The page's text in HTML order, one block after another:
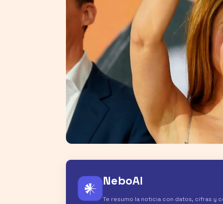
𒀭 NeboAI
Te resumo la noticia con datos, cifras y